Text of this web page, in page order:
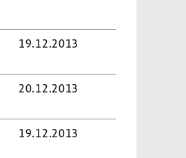
19.12.2013
20.12.2013
19.12.2013